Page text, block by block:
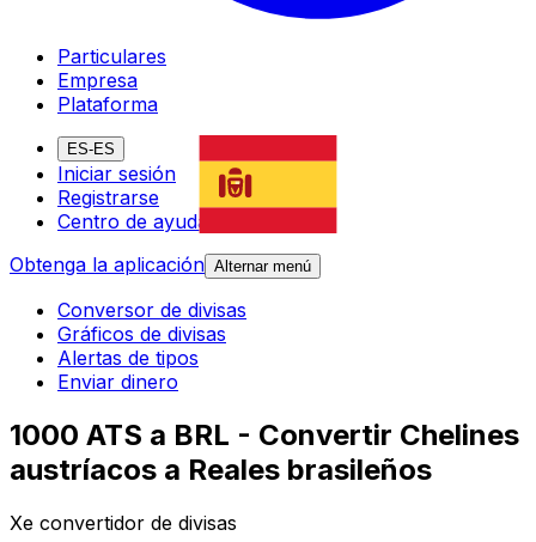
Particulares
Empresa
Plataforma
ES-ES
Iniciar sesión
Registrarse
Centro de ayuda
Obtenga la aplicación Alternar menú
Conversor de divisas
Gráficos de divisas
Alertas de tipos
Enviar dinero
1000 ATS a BRL - Convertir Chelines
austríacos a Reales brasileños
Xe convertidor de divisas